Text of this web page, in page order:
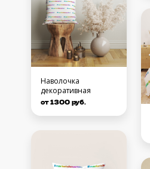
Наволочка
декоративная
от 1300 руб.